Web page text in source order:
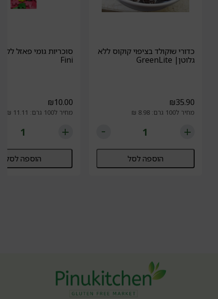
כדורי שוקולד בציפוי קוקוס ללא
גלוטן| GreenLite
₪35.90
מחיר ל100 גרם: 8.98 ₪
הוספה לסל
סוכריות גומי פאזל
Fini
₪10.00
מחיר ל100 גרם: 11.11 ₪
הוספה לסל